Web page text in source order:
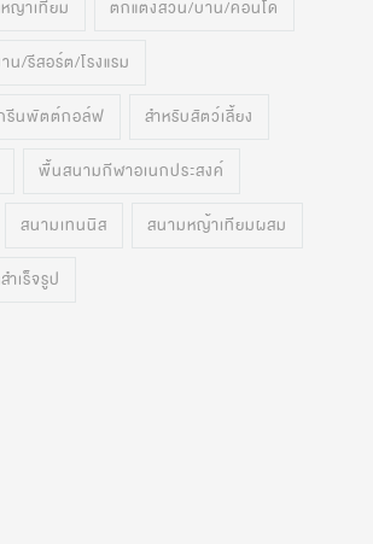
ญ้าเทียม ตกแต่งสวน/บ้าน/คอนโด
น/รีสอร์ต/โรงแรม
รีนพัตต์กอล์ฟ สำหรับสัตว์เลี้ยง
พื้นสนามกีฬาอเนกประสงค์
สนามเทนนิส สนามหญ้าเทียมผสม
เร็จรูป